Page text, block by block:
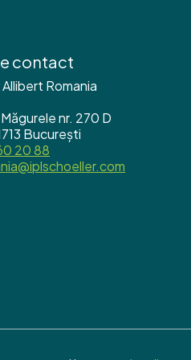
contact
Romania
nr. 270 D
București
20 88